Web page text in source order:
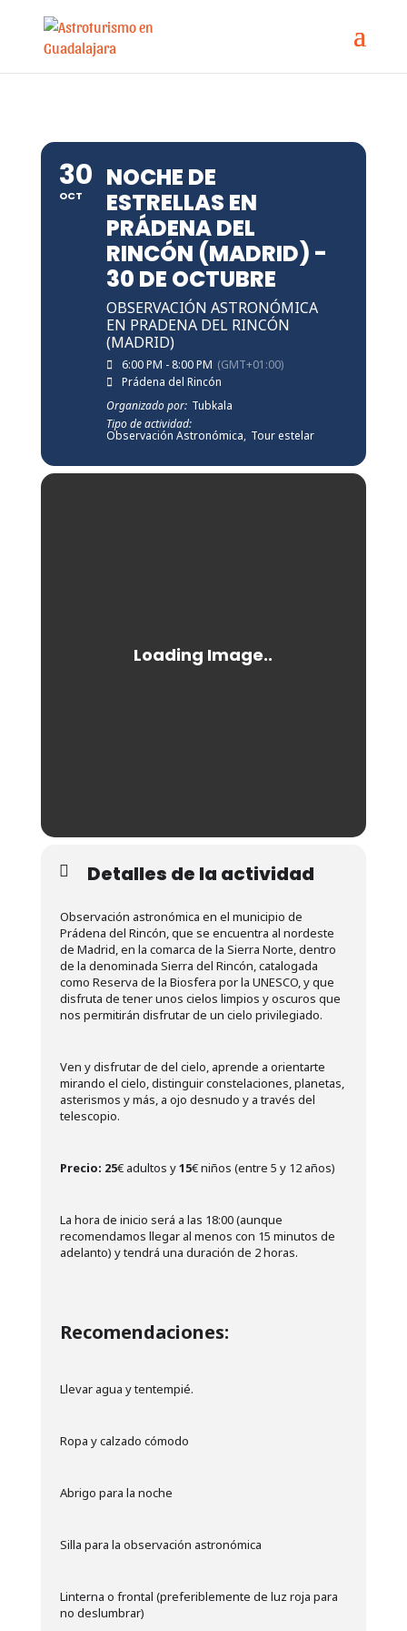
30
OCT
NOCHE DE
ESTRELLAS EN
PRÁDENA DEL
RINCÓN (MADRID) -
30 DE OCTUBRE
OBSERVACIÓN ASTRONÓMICA
EN PRADENA DEL RINCÓN
(MADRID)
6:00 PM - 8:00 PM (GMT+01:00)
Prádena del Rincón
Organizado por: Tubkala
Tipo de actividad:
Observación Astronómica, Tour estelar
Detalles de la actividad
Observación astronómica en el municipio de
Prádena del Rincón, que se encuentra al nordeste
de Madrid, en la comarca de la Sierra Norte, dentro
de la denominada Sierra del Rincón, catalogada
como Reserva de la Biosfera por la UNESCO, y que
disfruta de tener unos cielos limpios y oscuros que
nos permitirán disfrutar de un cielo privilegiado.
Ven y disfrutar de del cielo, aprende a orientarte
mirando el cielo, distinguir constelaciones, planetas,
asterismos y más, a ojo desnudo y a través del
telescopio.
Precio: 25€ adultos y15€ niños (entre 5 y 12 años)
La hora de inicio será a las 18:00 (aunque
recomendamos llegar al menos con 15 minutos de
adelanto) y tendrá una duración de 2 horas.
Recomendaciones:
Llevar agua y tentempié.
Ropa y calzado cómodo
Abrigo para la noche
Silla para la observación astronómica
Linterna o frontal (preferiblemente de luz roja para
no deslumbrar)